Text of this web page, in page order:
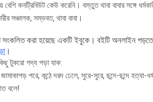
বেশি কনট্রিবিউট কেউ করেনি। বস্তুত থাবা বাবার সঙ্গে
সঞ্চালক, সম্ভবত, থাবা বাবা।
সংকলিত করা হয়েছে একটি ইবুকে। বইটি অনলাইন
।
টুকরো গদ্য পড়া যাক:
পরে, কন্ঠে দরদ ঢেলে, সুরে-সুরে, ছন্দে-ছন্দে
বলে!